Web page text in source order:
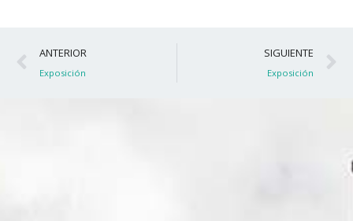
Ant
ANTERIOR
Exposición
SIGUIENTE
Exposición